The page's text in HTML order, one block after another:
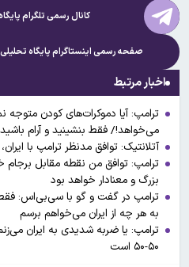
کانال رسمی تلگرام
صفحه رسمی اینستاگرام پایگاه
اخبار مرتبط
ترامپ: آیا دموکرات‌های کودن متوجه
می‌خواهد!/ فقط بنشینید و آرام باشید
آتلانتیک: توافق مدنظر ترامپ با
ترامپ: توافق من نقطه مقابل برجام
بزرگ و معنادار خواهد بود
ترامپ در گفت و گو با سی‌بی‌اس: فقط
به هر چه از ایران می‌خواهم برسم
ترامپ: یا ضربه شدیدی به ایران
۵۰-۵۰ است